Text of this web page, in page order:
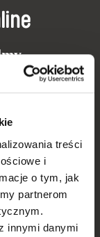
treści
i
o tym, jak
partnerom
innymi danymi
Naszym celem
filmy.